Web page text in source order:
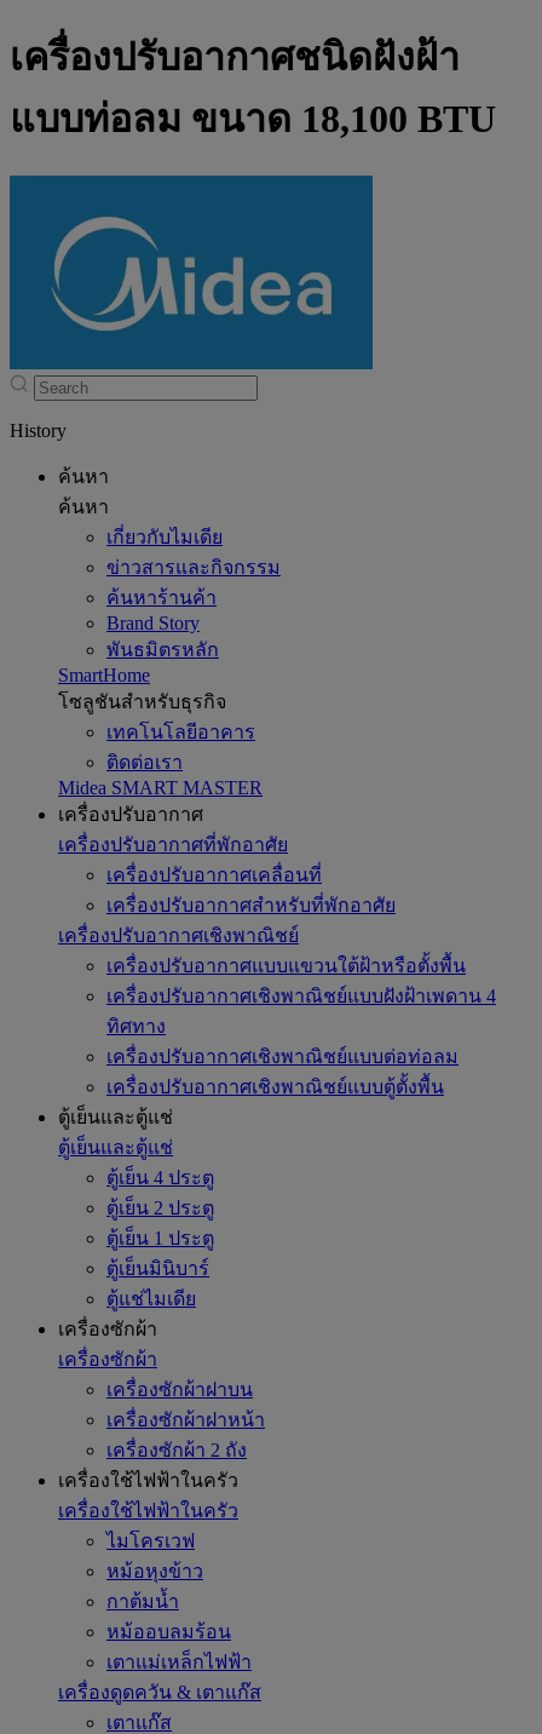
เครื่องปรับอากาศชนิดฝังฝ้า
แบบท่อลม ขนาด 18,100 BTU
History
ค้นหา
ค้นหา
เกี่ยวกับไมเดีย
ข่าวสารและกิจกรรม
ค้นหาร้านค้า
Brand Story
พันธมิตรหลัก
SmartHome
โซลูชันสำหรับธุรกิจ
เทคโนโลยีอาคาร
ติดต่อเรา
Midea SMART MASTER
เครื่องปรับอากาศ
เครื่องปรับอากาศที่พักอาศัย
เครื่องปรับอากาศเคลื่อนที่
เครื่องปรับอากาศสำหรับที่พักอาศัย
เครื่องปรับอากาศเชิงพาณิชย์
เครื่องปรับอากาศแบบแขวนใต้ฝ้าหรือตั้งพื้น
เครื่องปรับอากาศเชิงพาณิชย์แบบฝังฝ้าเพดาน 4
ทิศทาง
เครื่องปรับอากาศเชิงพาณิชย์แบบต่อท่อลม
เครื่องปรับอากาศเชิงพาณิชย์แบบตู้ตั้งพื้น
ตู้เย็นและตู้แช่
ตู้เย็นและตู้แช่
ตู้เย็น 4 ประตู
ตู้เย็น 2 ประตู
ตู้เย็น 1 ประตู
ตู้เย็นมินิบาร์
ตู้แช่ไมเดีย
เครื่องซักผ้า
เครื่องซักผ้า
เครื่องซักผ้าฝาบน
เครื่องซักผ้าฝาหน้า
เครื่องซักผ้า 2 ถัง
เครื่องใช้ไฟฟ้าในครัว
เครื่องใช้ไฟฟ้าในครัว
ไมโครเวฟ
หม้อหุงข้าว
กาต้มน้ำ
หม้ออบลมร้อน
เตาแม่เหล็กไฟฟ้า
เครื่องดูดควัน & เตาแก๊ส
เตาแก๊ส